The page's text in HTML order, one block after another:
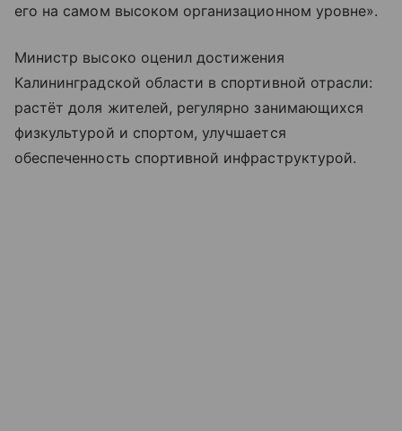
его на самом высоком организационном уровне».
Министр высоко оценил достижения
Калининградской области в спортивной отрасли:
растёт доля жителей, регулярно занимающихся
физкультурой и спортом, улучшается
обеспеченность спортивной инфраструктурой.